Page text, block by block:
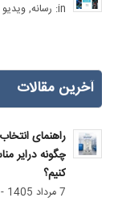
in: رسانه,
آخرین مقالات
راهنمای
چگونه درایر
کنیم؟
7 مرداد 1405 - 8:07 ب.ظ